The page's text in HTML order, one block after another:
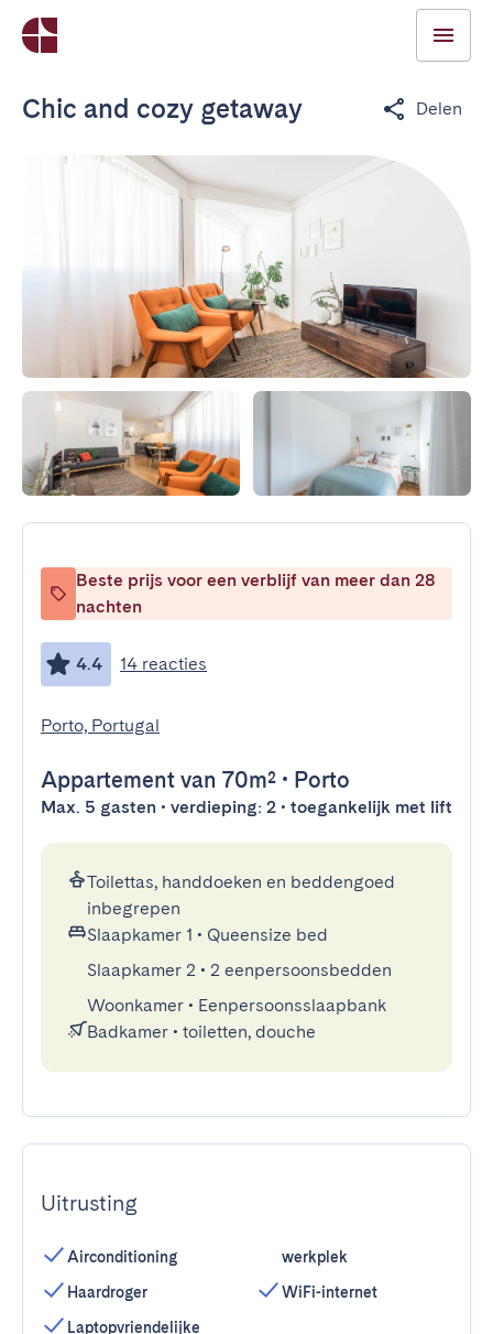
Chic and cozy getaway Delen
Beste prijs voor een verblijf van meer dan 28
nachten
4.4 14 reacties
Porto, Portugal
Appartement van 70m² • Porto
Max. 5 gasten • verdieping: 2 • toegankelijk met lift
Toilettas, handdoeken en beddengoed
inbegrepen
Slaapkamer 1 • Queensize bed
Slaapkamer 2 • 2 eenpersoonsbedden
Woonkamer • Eenpersoonsslaapbank
Badkamer • toiletten, douche
Uitrusting
Airconditioning
Haardroger
Laptopvriendelijke
werkplek
WiFi-internet